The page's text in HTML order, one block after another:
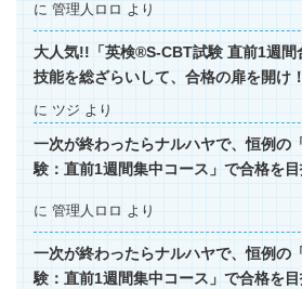
に 管理人ロロ より
大人気!!「英検®S-CBT試験 直前1週間
技能を総ざらいして、合格の扉を開け！
に ツジ より
一次が終わったらナルハヤで、恒例の
験：直前1週間集中コース」で合格を目
に 管理人ロロ より
一次が終わったらナルハヤで、恒例の
験：直前1週間集中コース」で合格を目